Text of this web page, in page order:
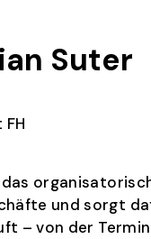
Suter
und sorgt
– von der